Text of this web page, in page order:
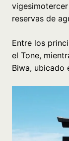
reservas de
Entre los
el Tone,
Biwa, ubicado